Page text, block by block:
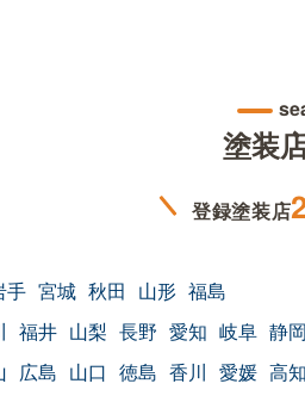
塗装
登録塗装店
手 宮城 秋田 山形 福島
福井 山梨 長野 愛知 岐阜 静岡
広島 山口 徳島 香川 愛媛 高知